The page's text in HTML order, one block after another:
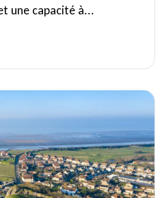
une capacité à...